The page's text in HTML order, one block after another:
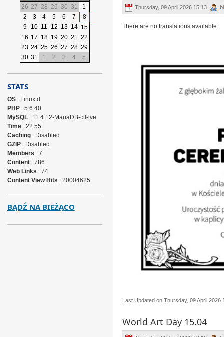
Thursday, 09 April 2026 15:13
There are no translations available.
Last Updated on Thursday, 09 April 2026
World Art Day 15.04
26 27 28 29 30 31
1
2
3 4 5 6 7
8
9
10 11 12 13 14 15
16 17 18 19 20 21 22
23 24 25 26 27 28 29
30 31 1 2 3 4 5
STATS
OS: Linux d
PHP: 5.6.40
MySQL: 11.4.12-MariaDB-cll-lve
Time: 22:55
Caching: Disabled
GZIP: Disabled
Members : 7
Content: 786
Web Links : 74
Content View Hits : 20004625
BĄDŹ NA BIEŻĄCO